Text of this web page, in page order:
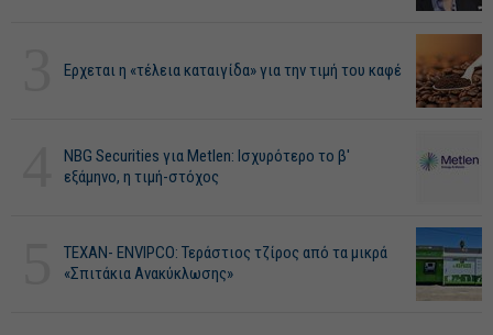
Ερχεται η «τέλεια καταιγίδα» για την τιμή του καφέ
NBG Securities για Metlen: Ισχυρότερο το β'
εξάμηνο, η τιμή-στόχος
ΤΕΧΑΝ- ENVIPCO: Τεράστιος τζίρος από τα μικρά
«Σπιτάκια Ανακύκλωσης»